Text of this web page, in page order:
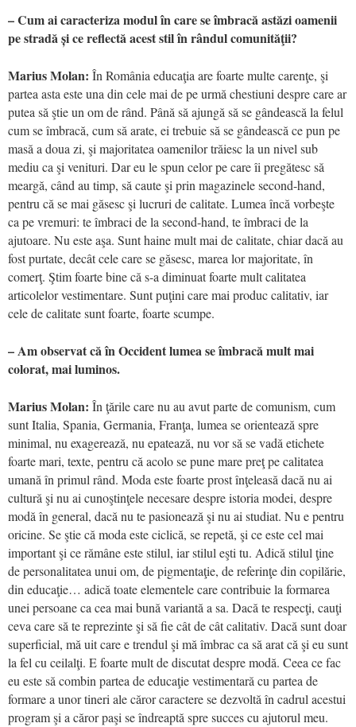
– Cum ai caracteriza modul în care se îmbracă astăzi oamenii
pe stradă și ce reflectă acest stil în rândul comunităţii?
Marius Molan: În România educaţia are foarte multe carenţe, şi
partea asta este una din cele mai de pe urmă chestiuni despre care ar
putea să ştie un om de rând. Până să ajungă să se gândească la felul
cum se îmbracă, cum să arate, ei trebuie să se gândească ce pun pe
masă a doua zi, şi majoritatea oamenilor trăiesc la un nivel sub
mediu ca şi venituri. Dar eu le spun celor pe care îi pregătesc să
meargă, când au timp, să caute şi prin magazinele second-hand,
pentru că se mai găsesc şi lucruri de calitate. Lumea încă vorbeşte
ca pe vremuri: te îmbraci de la second-hand, te îmbraci de la
ajutoare. Nu este aşa. Sunt haine mult mai de calitate, chiar dacă au
fost purtate, decât cele care se găsesc, marea lor majoritate, în
comerţ. Ştim foarte bine că s-a diminuat foarte mult calitatea
articolelor vestimentare. Sunt puţini care mai produc calitativ, iar
cele de calitate sunt foarte, foarte scumpe.
– Am observat că în Occident lumea se îmbracă mult mai
colorat, mai luminos.
Marius Molan: În ţările care nu au avut parte de comunism, cum
sunt Italia, Spania, Germania, Franţa, lumea se orientează spre
minimal, nu exagerează, nu epatează, nu vor să se vadă etichete
foarte mari, texte, pentru că acolo se pune mare preţ pe calitatea
umană în primul rând. Moda este foarte prost înţeleasă dacă nu ai
cultură şi nu ai cunoştinţele necesare despre istoria modei, despre
modă în general, dacă nu te pasionează şi nu ai studiat. Nu e pentru
oricine. Se ştie că moda este ciclică, se repetă, şi ce este cel mai
important şi ce rămâne este stilul, iar stilul eşti tu. Adică stilul ţine
de personalitatea unui om, de pigmentaţie, de referinţe din copilărie,
din educaţie… adică toate elementele care contribuie la formarea
unei persoane ca cea mai bună variantă a sa. Dacă te respecţi, cauţi
ceva care să te reprezinte şi să fie cât de cât calitativ. Dacă sunt doar
superficial, mă uit care e trendul şi mă îmbrac ca să arat că şi eu sunt
la fel cu ceilalţi. E foarte mult de discutat despre modă. Ceea ce fac
eu este să combin partea de educaţie vestimentară cu partea de
formare a unor tineri ale căror caractere se dezvoltă în cadrul acestui
program şi a căror paşi se îndreaptă spre succes cu ajutorul meu.